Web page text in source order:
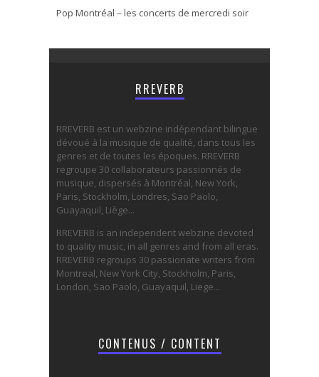
Pop Montréal – les concerts de mercredi soir
RREVERB
RREVERB est un webzine indépendant bilingue
dévoué à la musique de qualité, dans tous les
genres et de toutes les époques. RREVERB
regroupe 30 collaborateurs passionnés de
musique, dispersés à Montréal, New York,
Paris, Stockholm, Londres, Sao Paolo,
Guayaquil, Liège...
RREVERB is an independent webzine devoted
to quality music, in all genres and from all eras.
RREVERB regroups 30 passionate writers from
Montreal, New York City, Stockholm, Paris,
London, Sao Paolo, Guayaquil, Liege...
CONTENUS / CONTENT